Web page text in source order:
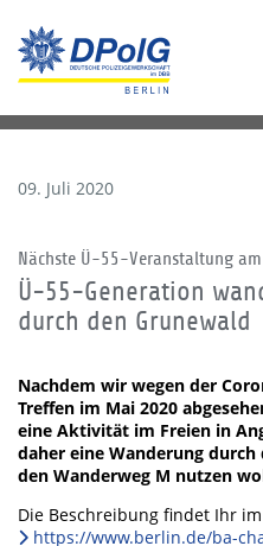
09. Juli 2020
Nächste Ü-55-Veranstaltung
Ü-55-Generation
durch den Grunewald
Nachdem wir wegen der
Treffen im Mai 2020
eine Aktivität im Freien in
daher eine Wanderung
den Wanderweg M nutzen
Die Beschreibung findet Ihr
https://www.berlin.de/ba-